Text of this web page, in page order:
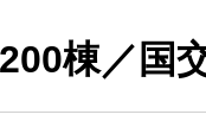
棟／国